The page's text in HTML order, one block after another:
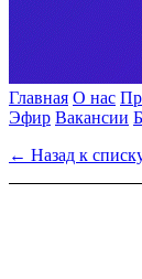
Главная О нас
Эфир Вакансии
← Назад к